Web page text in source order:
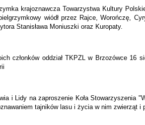
krajoznawcza Towarzystwa Kultury
wiódł przez Rajce, Worończę,
Stanisława Moniuszki oraz Kuropaty.
członków oddział TKPZL w Brzozówce 16
i Lidy na zaproszenie Koła Stowarzyszenia
tajników lasu i życia w nim